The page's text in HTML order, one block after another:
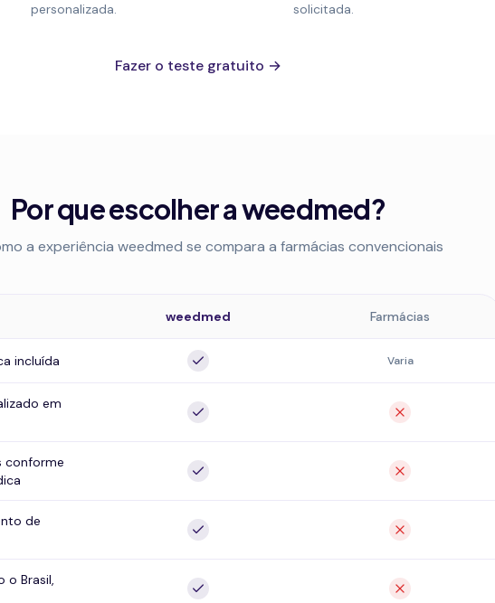
personalizada.
solicitada.
Fazer o teste gratuito →
Por que escolher a weedmed?
a experiência weedmed se compara a farmácias convencionais
weedmed Farmácias
incluída Varia
em
conforme
de
o Brasil,